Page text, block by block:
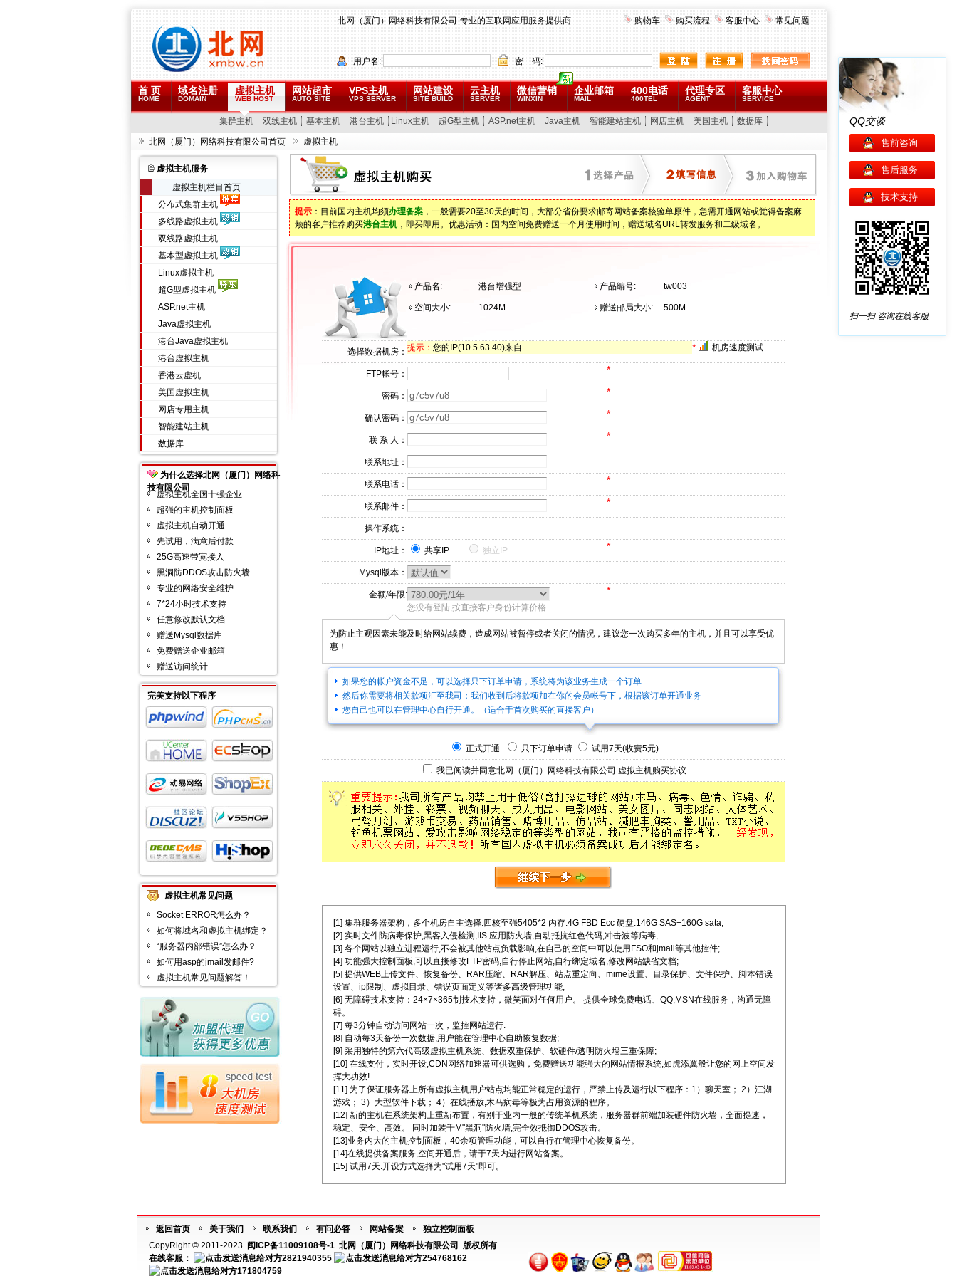
北网（厦门）网络科技有限公司-专业的互联网应用服务提供商 购物车 购买流程 客服中心 常见问题
用户名: 密 码:
首 页
HOME
域名注册
DOMAIN
虚拟主机
WEB HOST
网站超市
AUTO SITE
VPS主机
VPS SERVER
网站建设
SITE BUILD
云主机
SERVER
微信营销
WINXIN
企业邮箱
MAIL
400电话
400TEL
代理专区
AGENT
客服中心
SERVICE
集群主机 双线主机 基本主机 港台主机 Linux主机 超G型主机 ASP.net主机 Java主机 智能建站主机 网店主机 美国主机 数据库
北网（厦门）网络科技有限公司首页 虚拟主机
虚拟主机服务
虚拟主机栏目首页
分布式集群主机
多线路虚拟主机
双线路虚拟主机
基本型虚拟主机
Linux虚拟主机
超G型虚拟主机
ASP.net主机
Java虚拟主机
港台Java虚拟主机
港台虚拟主机
香港云虚机
美国虚拟主机
网店专用主机
智能建站主机
数据库
为什么选择北网（厦门）网络科
技有限公司
虚拟主机全国十强企业
超强的主机控制面板
虚拟主机自动开通
先试用，满意后付款
25G高速带宽接入
黑洞防DDOS攻击防火墙
专业的网络安全维护
7*24小时技术支持
任意修改默认文档
赠送Mysql数据库
免费赠送企业邮箱
赠送访问统计
完美支持以下程序
虚拟主机常见问题
Socket ERROR怎么办？
如何将域名和虚拟主机绑定？
“服务器内部错误”怎么办？
如何用asp的jmail发邮件?
虚拟主机常见问题解答！
提示 ：目前国内主机均须办理备案 ，一般需要20至30天的时间，大部分省份要求邮寄网站备案核验单原件，急需开通网站或觉得备案麻
烦的客户推荐购买港台主机，即买即用。优惠活动：国内空间免费赠送一个月使用时间，赠送域名URL转发服务和二级域名。
产品名: 港台增强型 产品编号: tw003
空间大小: 1024M 赠送邮局大小: 500M
选择数据机房： 提示： 您的IP(10.5.63.40)来自 * 机房速度测试
FTP帐号： *
密码： *
确认密码： *
联 系 人： *
联系地址：
联系电话： *
联系邮件： *
操作系统：
IP地址： 共享IP 独立IP *
Mysql版本：
金额/年限:
您没有登陆,按直接客户身份计算价格
*
为防止主观因素未能及时给网站续费，造成网站被暂停或者关闭的情况，建议您一次购买多年的主机，并且可以享受优
惠！
如果您的帐户资金不足，可以选择只下订单申请，系统将为该业务生成一个订单
然后你需要将相关款项汇至我司；我们收到后将款项加在你的会员帐号下，根据该订单开通业务
您自己也可以在管理中心自行开通。（适合于首次购买的直接客户）
正式开通 只下订单申请 试用7天(收费5元)
我已阅读并同意北网（厦门）网络科技有限公司 虚拟主机购买协议
[1] 集群服务器架构，多个机房自主选择:四核至强5405*2 内存:4G FBD Ecc 硬盘:146G SAS+160G sata;
[2] 实时文件防病毒保护,黑客入侵检测,IIS 应用防火墙,自动抵抗红色代码,冲击波等病毒;
[3] 各个网站以独立进程运行,不会被其他站点负载影响,在自己的空间中可以使用FSO和jmail等其他控件;
[4] 功能强大控制面板,可以直接修改FTP密码,自行停止网站,自行绑定域名,修改网站缺省文档;
[5] 提供WEB上传文件、恢复备份、RAR压缩、RAR解压、站点重定向、mime设置、目录保护、文件保护、脚本错误
设置、ip限制、虚拟目录、错误页面定义等诸多高级管理功能;
[6] 无障碍技术支持：24×7×365制技术支持，微笑面对任何用户。 提供全球免费电话、QQ,MSN在线服务，沟通无障
碍。
[7] 每3分钟自动访问网站一次，监控网站运行.
[8] 自动每3天备份一次数据,用户能在管理中心自助恢复数据;
[9] 采用独特的第六代高级虚拟主机系统、数据双重保护、软硬件/透明防火墙三重保障;
[10] 在线支付，实时开设,CDN网络加速器可供选购，免费赠送功能强大的网站情报系统,如虎添翼般让您的网上空间发
挥大功效!
[11] 为了保证服务器上所有虚拟主机用户站点均能正常稳定的运行，严禁上传及运行以下程序：1）聊天室； 2）江湖
游戏； 3）大型软件下载； 4）在线播放,木马病毒等极为占用资源的程序。
[12] 新的主机在系统架构上重新布置，有别于业内一般的传统单机系统，服务器群前端加装硬件防火墙，全面提速，
稳定、安全、高效。 同时加装千M"黑洞"防火墙,完全效抵御DDOS攻击。
[13]业务内大的主机控制面板，40余项管理功能，可以自行在管理中心恢复备份。
[14]在线提供备案服务,空间开通后，请于7天内进行网站备案。
[15] 试用7天.开设方式选择为"试用7天"即可。
返回首页 关于我们 联系我们 有问必答 网站备案
独立控制面板
CopyRight © 2011-2023 闽ICP备11009108号-1 北网（厦门）网络科技有限公司 版权所有
在线客服：
2821940355
254768162
171804759
QQ交谈
售前咨询
售后服务
技术支持
扫一扫 咨询在线客服